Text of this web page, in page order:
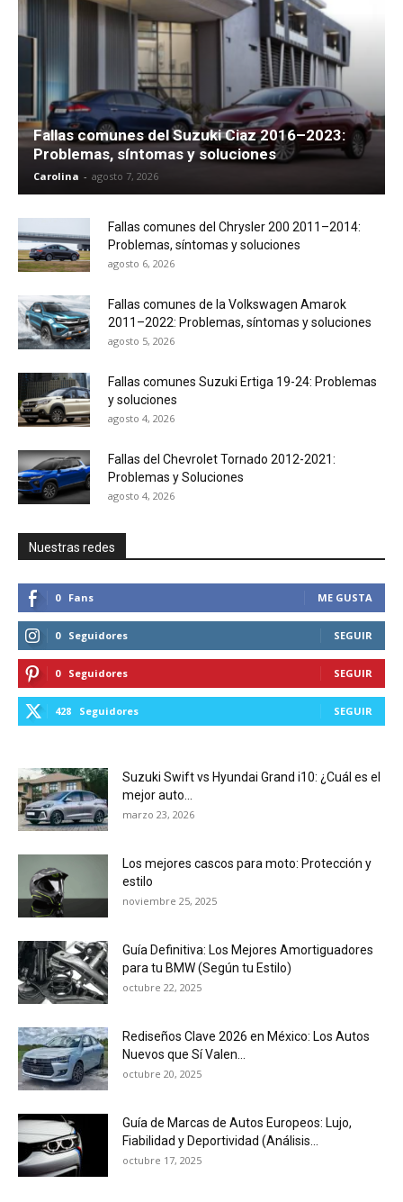
Fallas comunes del Suzuki Ciaz 2016–2023:
Problemas, síntomas y soluciones
Carolina - agosto 7, 2026
Fallas comunes del Chrysler 200 2011–2014:
Problemas, síntomas y soluciones
agosto 6, 2026
Fallas comunes de la Volkswagen Amarok
2011–2022: Problemas, síntomas y soluciones
agosto 5, 2026
Fallas comunes Suzuki Ertiga 19-24: Problemas
y soluciones
agosto 4, 2026
Fallas del Chevrolet Tornado 2012-2021:
Problemas y Soluciones
agosto 4, 2026
Nuestras redes
0 Fans ME GUSTA
0 Seguidores SEGUIR
0 Seguidores SEGUIR
428 Seguidores SEGUIR
Suzuki Swift vs Hyundai Grand i10: ¿Cuál es el
mejor auto...
marzo 23, 2026
Los mejores cascos para moto: Protección y
estilo
noviembre 25, 2025
Guía Definitiva: Los Mejores Amortiguadores
para tu BMW (Según tu Estilo)
octubre 22, 2025
Rediseños Clave 2026 en México: Los Autos
Nuevos que Sí Valen...
octubre 20, 2025
Guía de Marcas de Autos Europeos: Lujo,
Fiabilidad y Deportividad (Análisis...
octubre 17, 2025